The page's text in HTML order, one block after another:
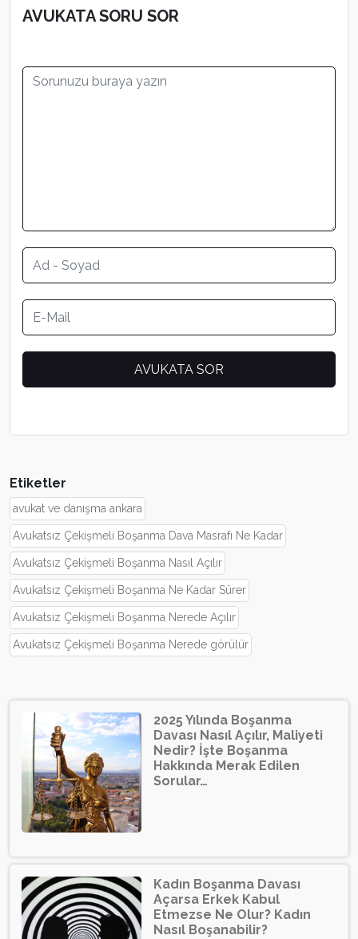
AVUKATA SORU SOR
Etiketler
avukat ve danışma ankara
Avukatsız Çekişmeli Boşanma Dava Masrafı Ne Kadar
Avukatsız Çekişmeli Boşanma Nasıl Açılır
Avukatsız Çekişmeli Boşanma Ne Kadar Sürer
Avukatsız Çekişmeli Boşanma Nerede Açılır
Avukatsız Çekişmeli Boşanma Nerede görülür
2025 Yılında Boşanma
Davası Nasıl Açılır, Maliyeti
Nedir? İşte Boşanma
Hakkında Merak Edilen
Sorular…
Kadın Boşanma Davası
Açarsa Erkek Kabul
Etmezse Ne Olur? Kadın
Nasıl Boşanabilir?